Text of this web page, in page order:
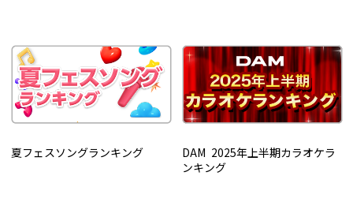
夏フェスソングランキング
DAM 2025年上半期カラオケラ
ンキング